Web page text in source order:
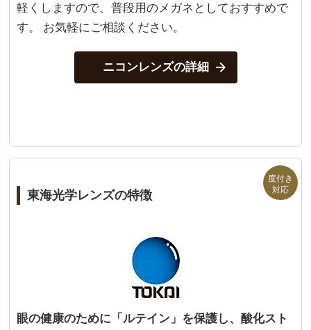
軽くしますので、普段用のメガネとしておすすめで
す。 お気軽にご相談ください。
ニコンレンズの詳細
東海光学レンズの特徴
眼の健康のために「ルテイン」を保護し、酸化スト